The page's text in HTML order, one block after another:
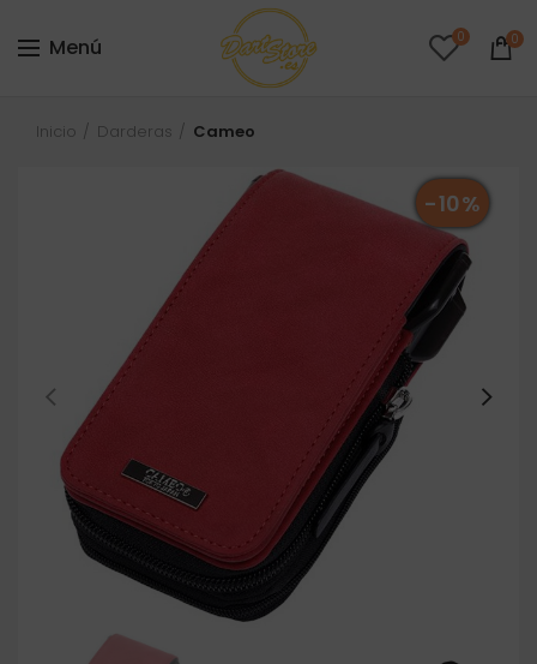
Menú 0 0
Inicio Darderas Cameo
-10%